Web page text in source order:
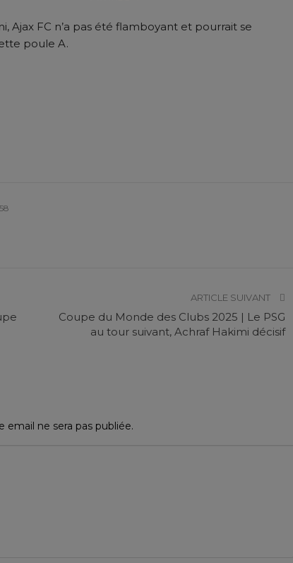
Ajax FC n’a pas été flamboyant et pourrait se
poule A.
ARTICLE SUIVANT
Coupe du Monde des Clubs 2025 | Le PSG
au tour suivant, Achraf Hakimi décisif
email ne sera pas publiée.